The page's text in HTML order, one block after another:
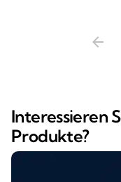
arrow_back
Interessieren
Produkte?